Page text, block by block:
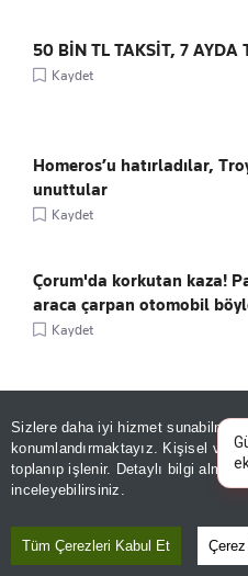
Sizlere daha iyi hizmet sunabilmek
konumlandırmaktayız. Kişisel
toplanıp işlenir. Detaylı bilgi almak
inceleyebilirsiniz.
Tüm Çerezleri Kabul Et
50 BİN TL TAKSİT, 7 AYDA
Kaydet
Homeros’u hatırladılar,
unuttular
Kaydet
Çorum'da korkutan kaza!
araca çarpan otomobil
Kaydet
ÖNE ÇIKANLAR